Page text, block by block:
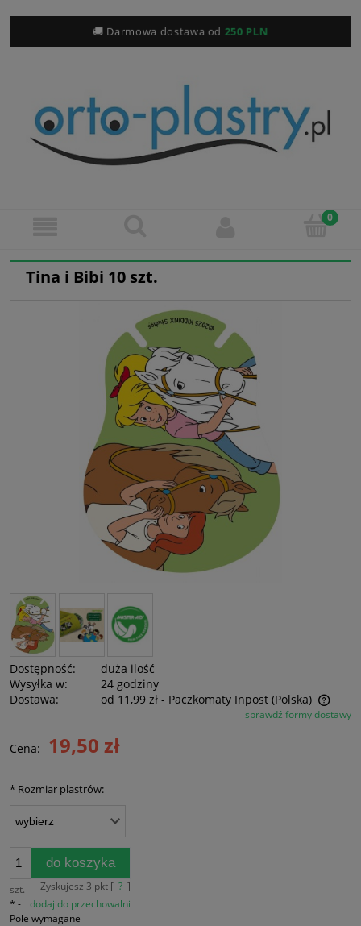
🚚 Darmowa dostawa od 250 PLN
Tina i Bibi 10 szt.
Dostępność:
duża ilość
Wysyłka w:
24 godziny
Dostawa:
od 11,99 zł - Paczkomaty Inpost (Polska)
Cena nie zawiera ewentualnych kosztów płatnościsprawdź formy dostawy
Cena: 19,50 zł
* Rozmiar plastrów:
szt.
do koszyka
Zyskujesz 3 pkt [ ? ]
dodaj do przechowalni
* -
Pole wymagane